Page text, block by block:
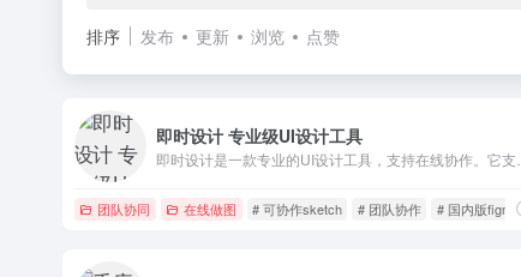
排序 发布 更新 浏览 点赞
即时设计 专业级UI设计工具
团队协同 在线做图 # 可协作sketch # 团队协作 # 国内版figma